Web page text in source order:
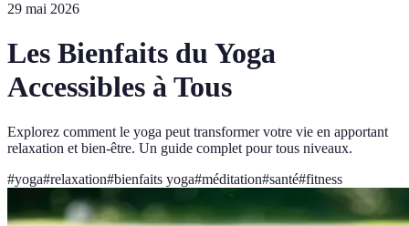
29 mai 2026
Les Bienfaits du Yoga
Accessibles à Tous
Explorez comment le yoga peut transformer votre vie en apportant
relaxation et bien-être. Un guide complet pour tous niveaux.
#yoga#relaxation#bienfaits yoga#méditation#santé#fitness